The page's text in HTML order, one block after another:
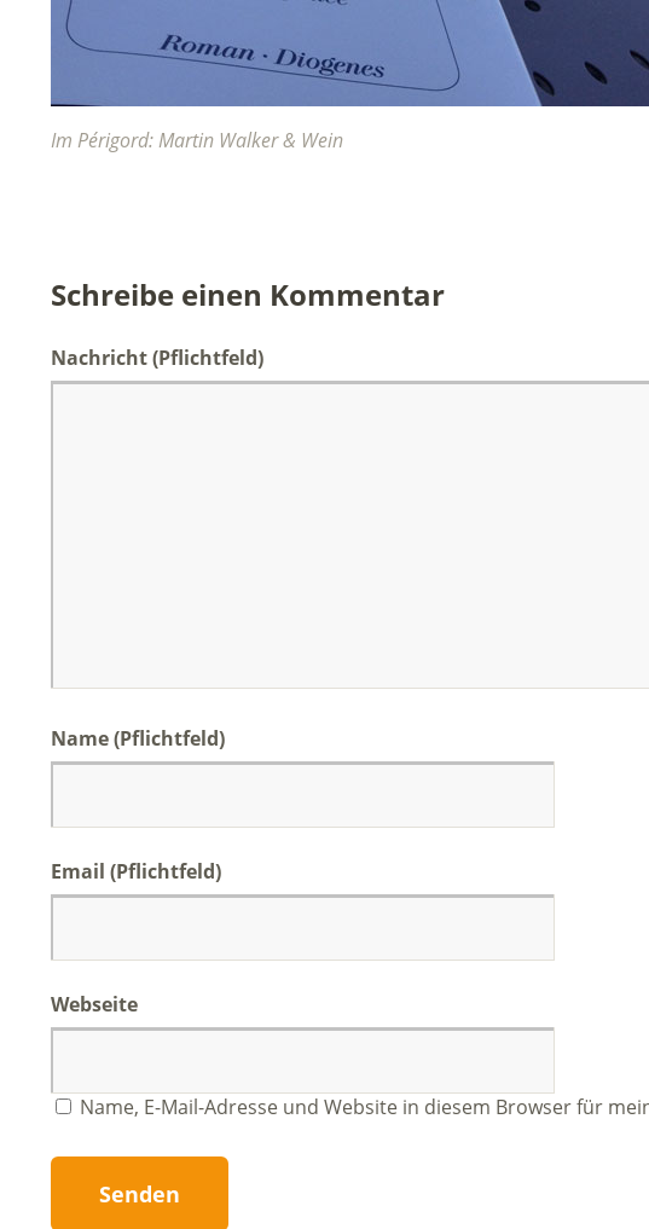
Im Périgord: Martin Walker & Wein
Schreibe einen Kommentar
Nachricht(Pflichtfeld)
Name (Pflichtfeld)
Email (Pflichtfeld)
Webseite
Name, E-Mail-Adresse und Website in diesem Browser für